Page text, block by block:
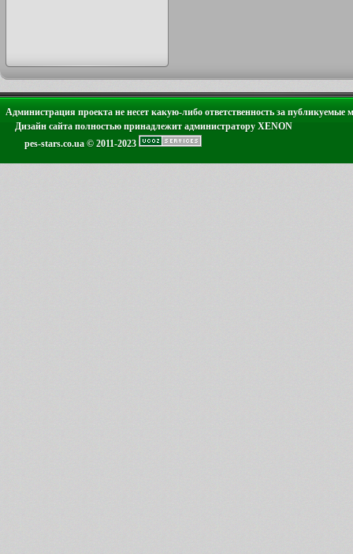
Администрация проекта не несет какую-либо ответственность за публикуемые
Дизайн сайта полностью принадлежит администратору XENON
pes-stars.co.ua © 2011-2023